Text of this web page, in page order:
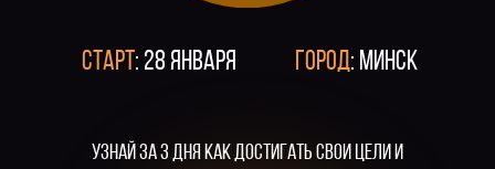
СТАРТ: 28 ЯНВАРЯ ГОРОД: МИНСК
Узнай за 3 дня как достигать свои цели и